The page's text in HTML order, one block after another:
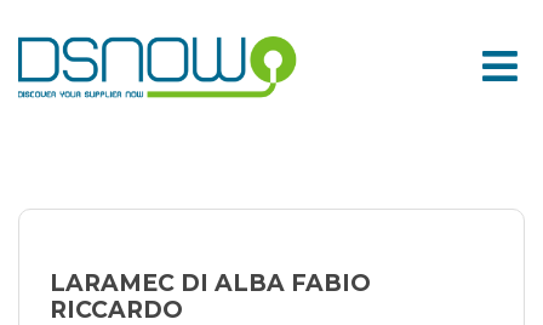
to
content
LARAMEC DI ALBA FABIO
RICCARDO